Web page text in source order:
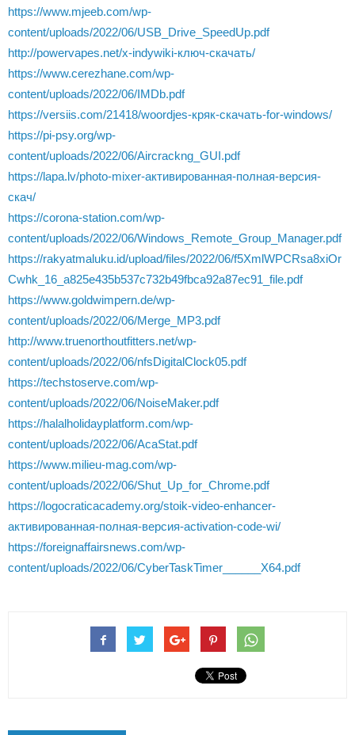
https://www.mjeeb.com/wp-
content/uploads/2022/06/USB_Drive_SpeedUp.pdf
http://powervapes.net/x-indywiki-ключ-скачать/
https://www.cerezhane.com/wp-
content/uploads/2022/06/IMDb.pdf
https://versiis.com/21418/woordjes-кряк-скачать-for-windows/
https://pi-psy.org/wp-
content/uploads/2022/06/Aircrackng_GUI.pdf
https://lapa.lv/photo-mixer-активированная-полная-версия-
скач/
https://corona-station.com/wp-
content/uploads/2022/06/Windows_Remote_Group_Manager.pdf
https://rakyatmaluku.id/upload/files/2022/06/f5XmlWPCRsa8xiOr
Cwhk_16_a825e435b537c732b49fbca92a87ec91_file.pdf
https://www.goldwimpern.de/wp-
content/uploads/2022/06/Merge_MP3.pdf
http://www.truenorthoutfitters.net/wp-
content/uploads/2022/06/nfsDigitalClock05.pdf
https://techstoserve.com/wp-
content/uploads/2022/06/NoiseMaker.pdf
https://halalholidayplatform.com/wp-
content/uploads/2022/06/AcaStat.pdf
https://www.milieu-mag.com/wp-
content/uploads/2022/06/Shut_Up_for_Chrome.pdf
https://logocraticacademy.org/stoik-video-enhancer-
активированная-полная-версия-activation-code-wi/
https://foreignaffairsnews.com/wp-
content/uploads/2022/06/CyberTaskTimer______X64.pdf